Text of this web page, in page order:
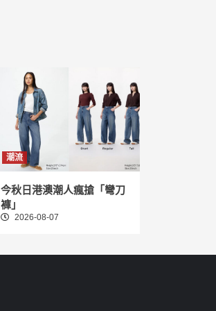
潮流
今秋日港澳潮人瘋搶「彎刀
褲」
2026-08-07